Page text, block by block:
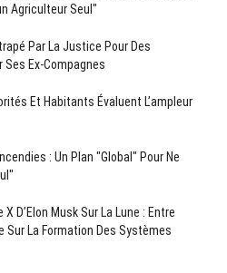
Agriculteur Seul"
Par La Justice Pour Des
Ex-Compagnes
Et Habitants Évaluent L’ampleur
: Un Plan "global" Pour Ne
D’Elon Musk Sur La Lune : Entre
Sur La Formation Des Systèmes